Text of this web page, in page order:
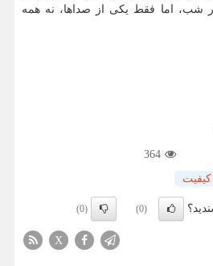
شب، اما فقط یکی از صداها، نه همه
364
كیفیت
(0)
(0)
X